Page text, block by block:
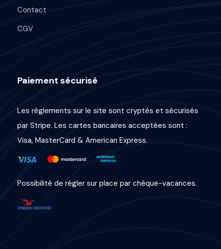
Contact
CGV
Paiement sécurisé
Les règlements sur le site sont cryptés et sécurisés
par Stripe. Les cartes bancaires acceptées sont :
Visa, MasterCard & American Express.
Possibilité de régler sur place par chèque-vacances.